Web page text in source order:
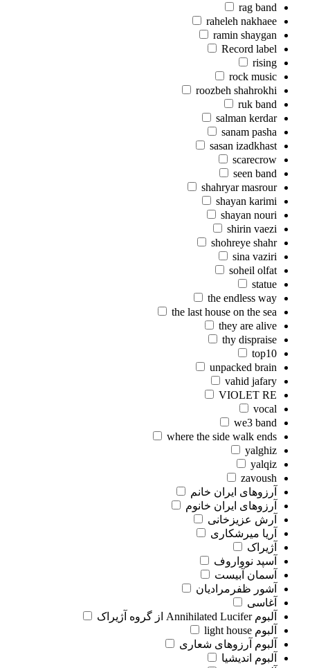
rag band
raheleh nakhaee
ramin shaygan
Record label
rising
rock music
roozbeh shahrokhi
ruk band
salman kerdar
sanam pasha
sasan izadkhast
scarecrow
seen band
shahryar masrour
shayan karimi
shayan nouri
shirin vaezi
shohreye shahr
sina vaziri
soheil olfat
statue
the endless way
the last house on the sea
they are alive
thy dispraise
top10
unpacked brain
vahid jafary
VIOLET RE
vocal
we3 band
where the side walk ends
yalghiz
yalqiz
zavoush
آرزوهای ایران خانم
آرزوهای ایران خانوم
آرش عزیزخانی
آریا میرشکاری
آژیراک
آسپد نوواروف
آسمان آبیست
آشور ظفرمرادیان
آغاسی
آلبوم Annihilated Lucifer از گروه آژیراک
آلبوم light house
آلبوم آرزوهای شعاری
آلبوم اندیشیا